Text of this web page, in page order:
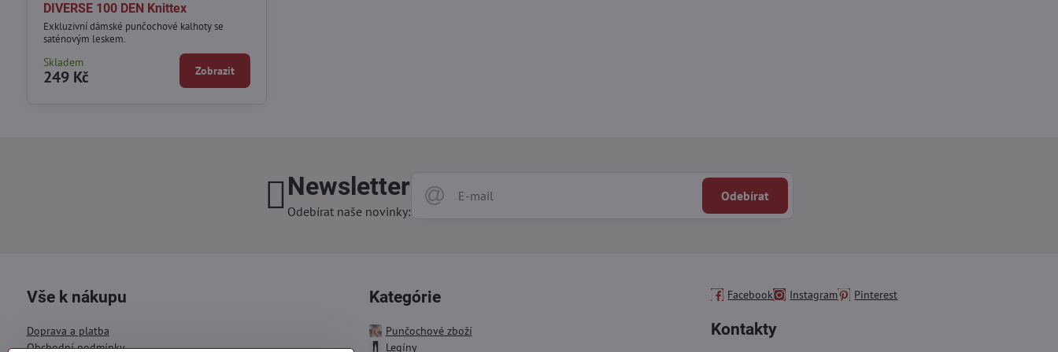
DIVERSE 100 DEN Knittex
Exkluzivní dámské punčochové kalhoty se
saténovým leskem.
Skladem
249 Kč Zobrazit
Newsletter
Odebírat naše novinky:
Odebírat
Vše k nákupu
Doprava a platba
Obchodní podmínky
Kategórie
Punčochové zboží
Legíny
Facebook Instagram Pinterest
Kontakty